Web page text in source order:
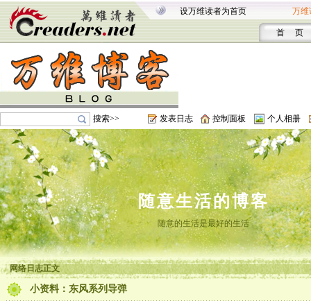
设万维读者为首页 万维
首 页
搜索>> 发表日志 控制面板 个人相册
随意生活的博客
随意的生活是最好的生活
网络日志正文
小资料：东风系列导弹